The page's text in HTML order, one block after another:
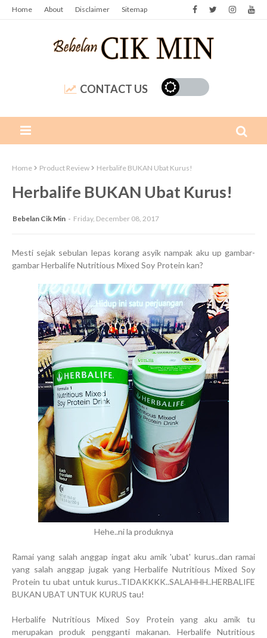
Home About Disclaimer Sitemap
CONTACT US
Home Product Review Herbalife BUKAN Ubat Kurus!
Herbalife BUKAN Ubat Kurus!
Bebelan Cik Min Friday, December 08, 2017
Mesti sejak sebulan lepas korang asyik nampak aku up gambar-
gambar Herbalife Nutritious Mixed Soy Protein kan?
Hehe..ni la produknya
Ramai yang salah anggap ingat aku amik 'ubat' kurus..dan ramai
yang salah anggap jugak yang Herbalife Nutritious Mixed Soy
Protein tu ubat untuk kurus..TIDAKKKK..SALAHHH..HERBALIFE
BUKAN UBAT UNTUK KURUS tau!
Herbalife Nutritious Mixed Soy Protein yang aku amik tu
merupakan produk pengganti makanan. Herbalife Nutritious